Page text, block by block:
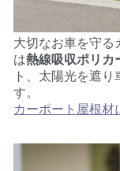
大切なお車を守る
は熱線吸収ポリカ
ト、太陽光を遮
す。
カーポート屋根材